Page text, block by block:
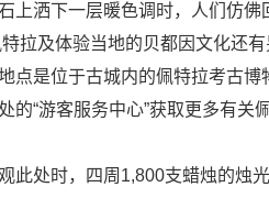
洒下一层暖色调时，人们仿佛
拉及体验当地的贝都因文化还
点是位于古城内的佩特拉考古博
“游客服务中心”获取更多有关
处时，四周1,800支蜡烛的烛